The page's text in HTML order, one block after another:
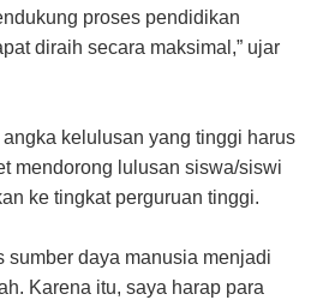
proses pendidikan
diraih secara maksimal,” ujar
kelulusan yang tinggi harus
mendorong lulusan siswa/siswi
ke tingkat perguruan tinggi.
sumber daya manusia menjadi
Karena itu, saya harap para